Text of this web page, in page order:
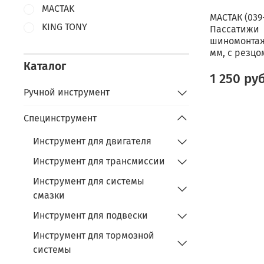
МАСТАК
Пассатижи
мм, с
1 250
MACTAK
KING TONY
Каталог
Ручной инструмент
Специнструмент
Инструмент для двигателя
Инструмент для трансмиссии
Инструмент для системы
смазки
Инструмент для подвески
Инструмент для тормозной
системы